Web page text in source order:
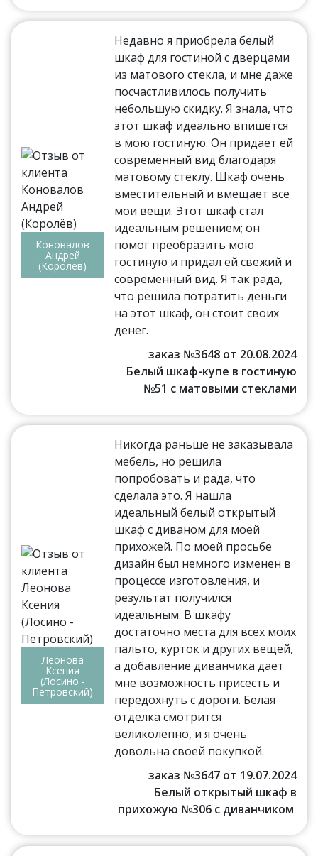
Коновалов
Андрей
(Королёв)
Недавно я приобрела белый
шкаф для гостиной с дверцами
из матового стекла, и мне даже
посчастливилось получить
небольшую скидку. Я знала, что
этот шкаф идеально впишется
в мою гостиную. Он придает ей
современный вид благодаря
матовому стеклу. Шкаф очень
вместительный и вмещает все
мои вещи. Этот шкаф стал
идеальным решением; он
помог преобразить мою
гостиную и придал ей свежий и
современный вид. Я так рада,
что решила потратить деньги
на этот шкаф, он стоит своих
денег.
заказ №3648 от 20.08.2024
Белый шкаф-купе в гостиную
№51 с матовыми стеклами
Леонова
Ксения
(Лосино -
Петровский)
Никогда раньше не заказывала
мебель, но решила
попробовать и рада, что
сделала это. Я нашла
идеальный белый открытый
шкаф с диваном для моей
прихожей. По моей просьбе
дизайн был немного изменен в
процессе изготовления, и
результат получился
идеальным. В шкафу
достаточно места для всех моих
пальто, курток и других вещей,
а добавление диванчика дает
мне возможность присесть и
передохнуть с дороги. Белая
отделка смотрится
великолепно, и я очень
довольна своей покупкой.
заказ №3647 от 19.07.2024
Белый открытый шкаф в
прихожую №306 с диванчиком